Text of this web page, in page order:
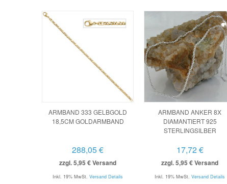
ARMBAND 333 GELBGOLD
18,5CM GOLDARMBAND
288,05 €
zzgl. 5,95 € Versand
Inkl. 19% MwSt. Versand Details
ARMBAND ANKER 8X
DIAMANTIERT 925
STERLINGSILBER
17,72 €
zzgl. 5,95 € Versand
Inkl. 19% MwSt. Versand Details